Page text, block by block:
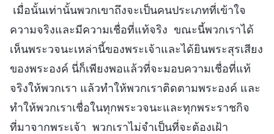
เมื่อนั้นเท่านั้นพวกเขาถึงจะเป็นคนประเภทที่เข้าใจ
ความจริงและมีความเชื่อที่แท้จริง ขณะนี้พวกเราได้
เห็นพระวจนะเหล่านี้ของพระเจ้าและได้ยินพระสุรเสียง
ของพระองค์ นี่ก็เพียงพอแล้วที่จะมอบความเชื่อที่แท้
จริงให้พวกเรา แล้วทำให้พวกเราติดตามพระองค์ และ
ทำให้พวกเราเชื่อในทุกพระวจนะและทุกพระราชกิจ
ที่มาจากพระเจ้า พวกเราไม่จำเป็นที่จะต้องเฝ้า